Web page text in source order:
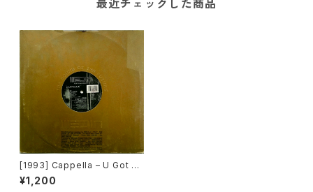
最近チェックした商品
[1993] Cappella – U Got 2
Know (Remixes) [Media R
ecords]
¥1,200